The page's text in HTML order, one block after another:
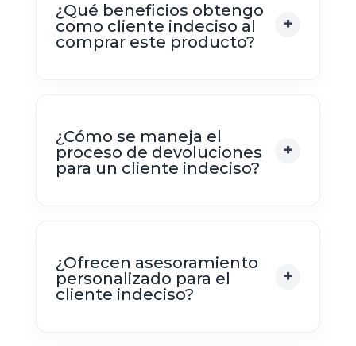
¿Qué beneficios obtengo
como cliente indeciso al
comprar este producto?
¿Cómo se maneja el
proceso de devoluciones
para un cliente indeciso?
¿Ofrecen asesoramiento
personalizado para el
cliente indeciso?